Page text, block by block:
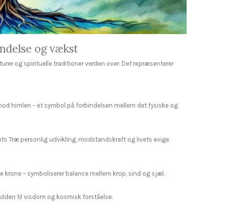
og vækst
og spirituelle traditioner verden over. Det repræsenterer
himlen – et symbol på forbindelsen mellem det fysiske og
Træ personlig udvikling, modstandskraft og livets evige
– symboliserer balance mellem krop, sind og sjæl.
til visdom og kosmisk forståelse.